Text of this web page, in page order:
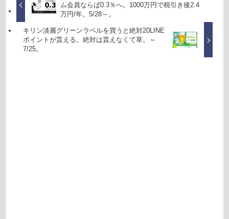
ム会員ならば0.3％へ。1000万円で税引き後2.4
万円/年。5/28～。
キリン淡麗グリーンラベルを買うと絶対20LINE
ポイントが貰える。絶対は貰えなくて草。～
7/25。